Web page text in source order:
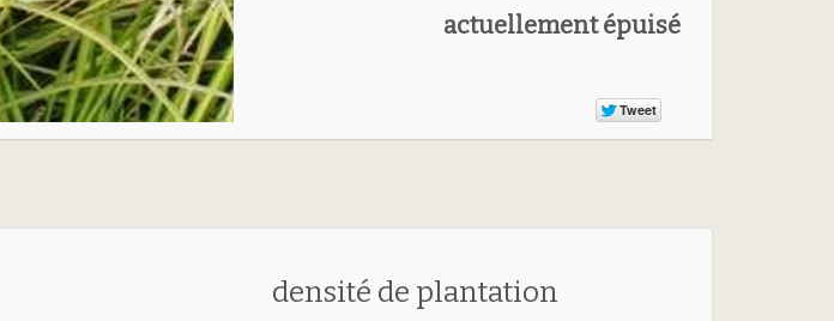
actuellement épuisé
densité de plantation